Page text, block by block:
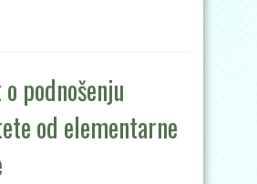
podnošenju
od elementarne